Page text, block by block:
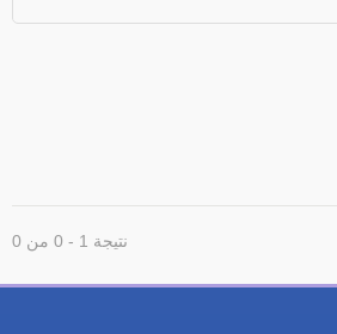
نتيجة 1 - 0 من 0